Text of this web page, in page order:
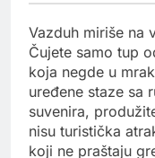
Vazduh miriše na
Čujete samo tup
koja negde u
uređene staze sa
suvenira,
nisu turistička
koji ne praštaju